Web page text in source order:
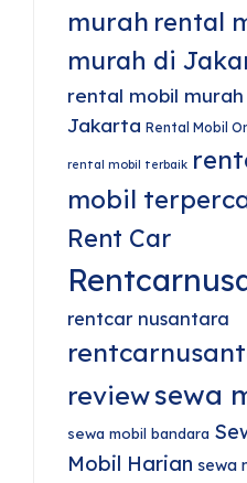
murah rental
murah di
rental mobil murah
Jakarta Rental Mobil
rental mobil terbaik
mobil
Rent Car
rentcar nusantara
reviewsewa
sewa mobil bandara
Mobil Harian sewa